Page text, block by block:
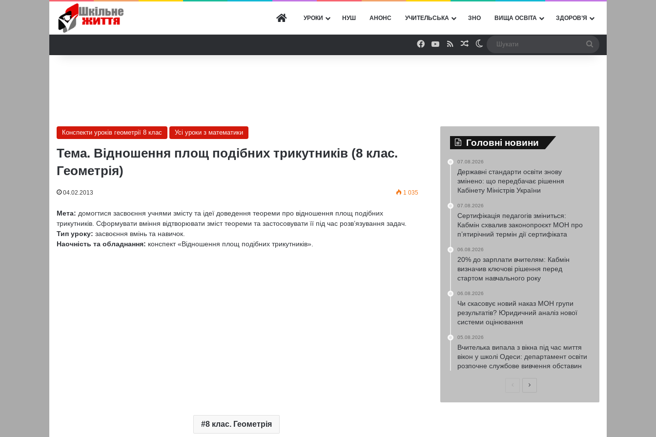
ГОЛОВНА
УРОКИ НУШ АНОНС УЧИТЕЛЬСЬКА ЗНО ВИЩА ОСВІТА ЗДОРОВ’Я
Facebook
YouTube
RSSВипадкова стаття
Switch skin
Конспекти уроків геометрії 8 клас Усі уроки з математики
Тема. Відношення площ подібних трикутників (8 клас.
Геометрія)
04.02.2013 1 035
Мета: домогтися засвоєння учнями змісту та ідеї доведення теореми про відношення площ подібних
трикутників. Сформувати вміння відтворювати зміст теореми та застосовувати її під час розв’язування задач.
Тип уроку: засвоєння вмінь та навичок.
Наочність та обладнання: конспект «Відношення площ подібних трикутників».
8 клас. Геометрія
Головні новини
07.08.2026
Державні стандарти освіти знову
змінено: що передбачає рішення
Кабінету Міністрів України
07.08.2026
Сертифікація педагогів зміниться:
Кабмін схвалив законопроєкт МОН про
п’ятирічний термін дії сертифіката
06.08.2026
20% до зарплати вчителям: Кабмін
визначив ключові рішення перед
стартом навчального року
06.08.2026
Чи скасовує новий наказ МОН групи
результатів? Юридичний аналіз нової
системи оцінювання
05.08.2026
Вчителька випала з вікна під час миття
вікон у школі Одеси: департамент освіти
розпочне службове вивчення обставин
ПопередняНаступна